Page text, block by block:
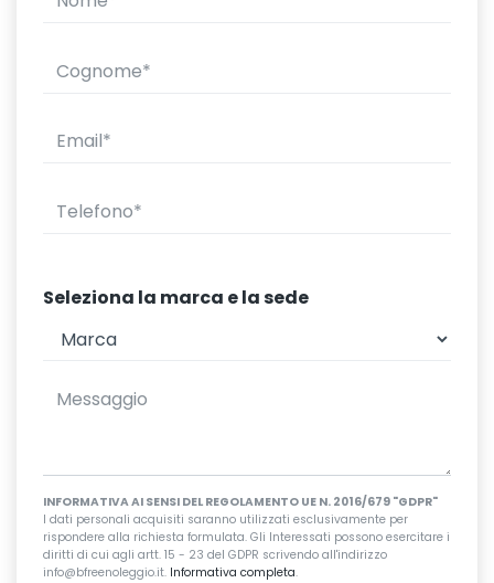
Seleziona la marca e la sede
INFORMATIVA AI SENSI DEL REGOLAMENTO UE N. 2016/679 "GDPR"
I dati personali acquisiti saranno utilizzati esclusivamente per
rispondere alla richiesta formulata. Gli Interessati possono esercitare i
diritti di cui agli artt. 15 - 23 del GDPR scrivendo all'indirizzo
info@bfreenoleggio.it. Informativa completa.